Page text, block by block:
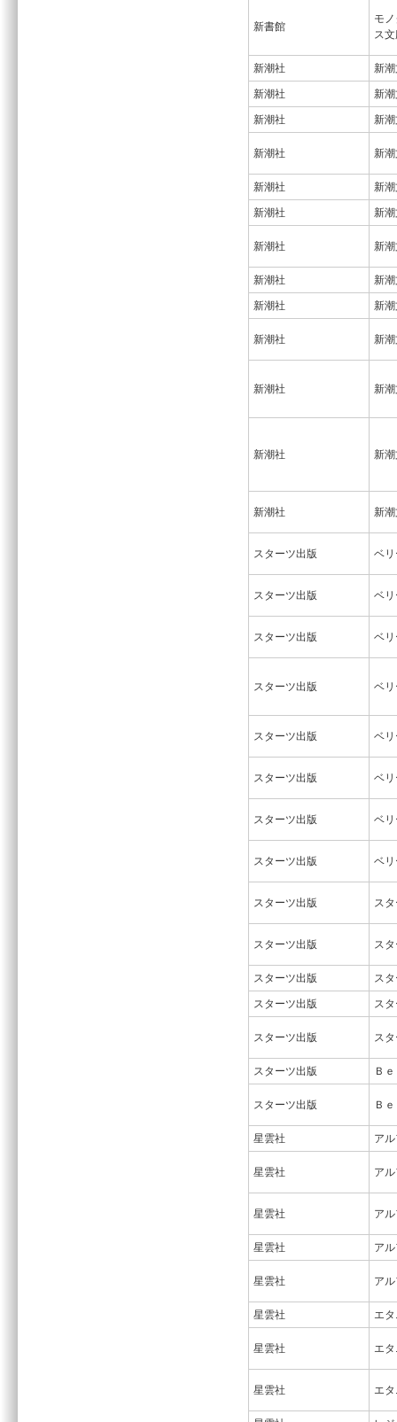
新書館
モ
ス
新潮社 新
新潮社 新
新潮社 新
新潮社 新
新潮社 新
新潮社 新
新潮社 新
新潮社 新
新潮社 新
新潮社 新
新潮社 新
新潮社 新
新潮社 新
スターツ出版 ベ
スターツ出版 ベ
スターツ出版 ベ
スターツ出版 ベ
スターツ出版 ベ
スターツ出版 ベ
スターツ出版 ベ
スターツ出版 ベ
スターツ出版 ス
スターツ出版 ス
スターツ出版 ス
スターツ出版 ス
スターツ出版 ス
スターツ出版 Ｂ
スターツ出版 Ｂ
星雲社 ア
星雲社 ア
星雲社 ア
星雲社 ア
星雲社 ア
星雲社 エ
星雲社 エ
星雲社 エ